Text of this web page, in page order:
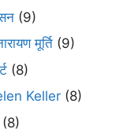
(9)
मूर्ति (9)
(8)
Keller (8)
(8)